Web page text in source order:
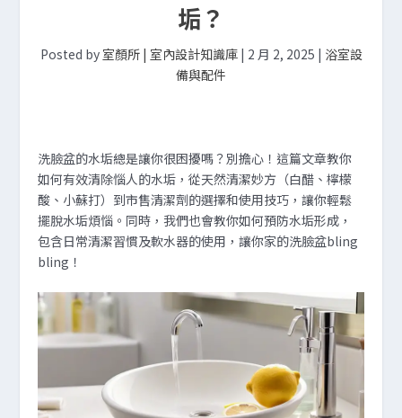
垢？
Posted by 室顏所 | 室內設計知識庫| 2 月 2, 2025 | 浴室設
備與配件
洗臉盆的水垢總是讓你很困擾嗎？別擔心！這篇文章教你
如何有效清除惱人的水垢，從天然清潔妙方（白醋、檸檬
酸、小蘇打）到市售清潔劑的選擇和使用技巧，讓你輕鬆
擺脫水垢煩惱。同時，我們也會教你如何預防水垢形成，
包含日常清潔習慣及軟水器的使用，讓你家的洗臉盆bling
bling！